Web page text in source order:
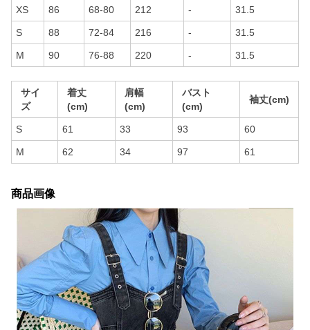
XS 86 68-80 212 - 31.5
S 88 72-84 216 - 31.5
M 90 76-88 220 - 31.5
サイ
ズ
着丈
(cm)
肩幅
(cm)
バスト
(cm)
袖丈(cm)
S 61 33 93 60
M 62 34 97 61
商品画像